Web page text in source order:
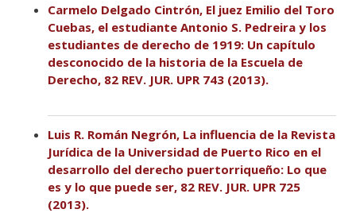
Carmelo Delgado Cintrón, El juez Emilio del Toro
Cuebas, el estudiante Antonio S. Pedreira y los
estudiantes de derecho de 1919: Un capítulo
desconocido de la historia de la Escuela de
Derecho, 82 REV. JUR. UPR 743 (2013).
Luis R. Román Negrón, La influencia de la Revista
Jurídica de la Universidad de Puerto Rico en el
desarrollo del derecho puertorriqueño: Lo que
es y lo que puede ser, 82 REV. JUR. UPR 725
(2013).